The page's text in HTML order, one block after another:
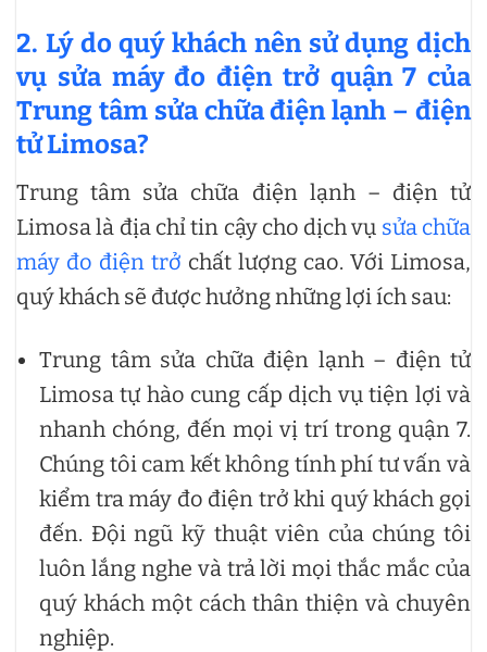
2. Lý do quý khách nên sử dụng dịch
vụ sửa máy đo điện trở quận 7 của
Trung tâm sửa chữa điện lạnh – điện
tử Limosa?
Trung tâm sửa chữa điện lạnh – điện tử
Limosa là địa chỉ tin cậy cho dịch vụ sửa chữa
máy đo điện trở chất lượng cao. Với Limosa,
quý khách sẽ được hưởng những lợi ích sau:
Trung tâm sửa chữa điện lạnh – điện tử
Limosa tự hào cung cấp dịch vụ tiện lợi và
nhanh chóng, đến mọi vị trí trong quận 7.
Chúng tôi cam kết không tính phí tư vấn và
kiểm tra máy đo điện trở khi quý khách gọi
đến. Đội ngũ kỹ thuật viên của chúng tôi
luôn lắng nghe và trả lời mọi thắc mắc của
quý khách một cách thân thiện và chuyên
nghiệp.